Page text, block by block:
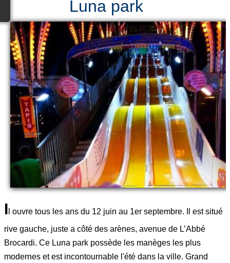
Luna park
I l ouvre tous les ans du 12 juin au 1er septembre. Il est situé
rive gauche, juste a côté des arènes, avenue de L’Abbé
Brocardi. Ce Luna park possède les manèges les plus
modernes et est incontournable l'été dans la ville. Grand